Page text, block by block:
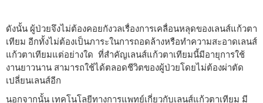
ดังนั้น ผู้ป่วยจึงไม่ต้องคอยกังวลเรื่องการเคลื่อนหลุดของเลนส์แก้วตา
เทียม อีกทั้งไม่ต้องเป็นภาระในการถอดล้างหรือทำความสะอาดเลนส์
แก้วตาเทียมแต่อย่างใด ที่สำคัญเลนส์แก้วตาเทียมนี้มีอายุการใช้
งานยาวนาน สามารถใช้ได้ตลอดชีวิตของผู้ป่วยโดยไม่ต้องผ่าตัด
เปลี่ยนเลนส์อีก
นอกจากนั้น เทคโนโลยีทางการแพทย์เกี่ยวกับเลนส์แก้วตาเทียม มี